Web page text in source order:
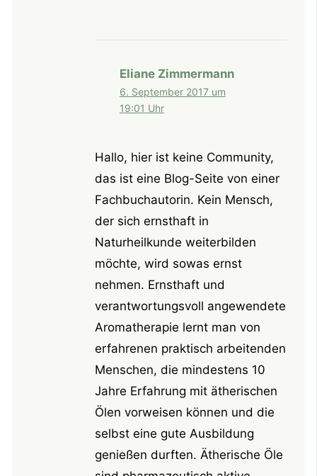
Eliane Zimmermann
6. September 2017 um
19:01 Uhr
Hallo, hier ist keine Community,
das ist eine Blog-Seite von einer
Fachbuchautorin. Kein Mensch,
der sich ernsthaft in
Naturheilkunde weiterbilden
möchte, wird sowas ernst
nehmen. Ernsthaft und
verantwortungsvoll angewendete
Aromatherapie lernt man von
erfahrenen praktisch arbeitenden
Menschen, die mindestens 10
Jahre Erfahrung mit ätherischen
Ölen vorweisen können und die
selbst eine gute Ausbildung
genießen durften. Ätherische Öle